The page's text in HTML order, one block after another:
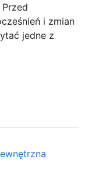
i zmian
jedne z